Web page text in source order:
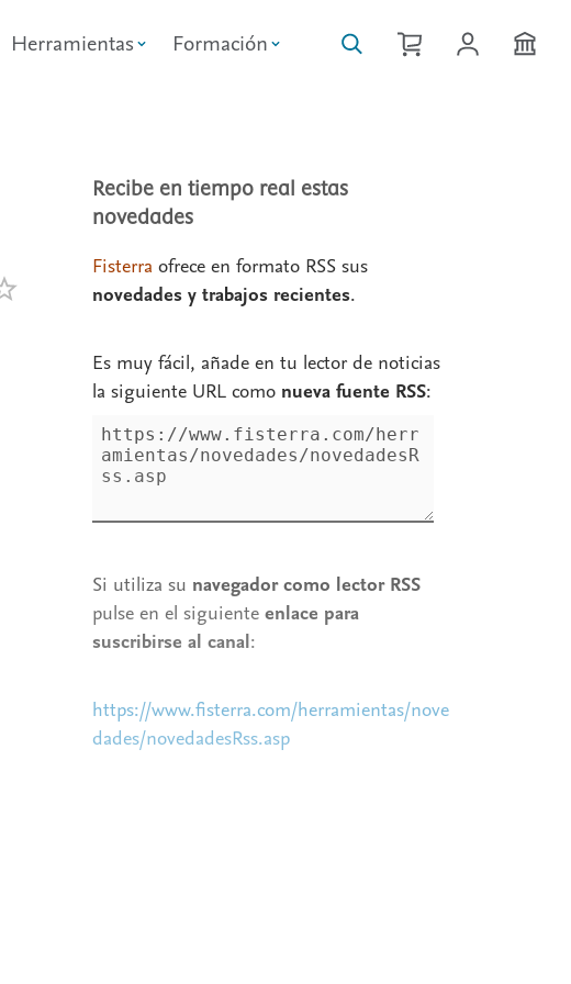
Herramientas Formación
Recibe en tiempo real estas
novedades
Fisterra ofrece en formato RSS sus
novedades y trabajos recientes.
Es muy fácil, añade en tu lector de noticias
la siguiente URL como nueva fuente RSS:
Si utiliza su navegador como lector RSS
pulse en el siguiente enlace para
suscribirse al canal:
https://www.fisterra.com/herramientas/nove
dades/novedadesRss.asp